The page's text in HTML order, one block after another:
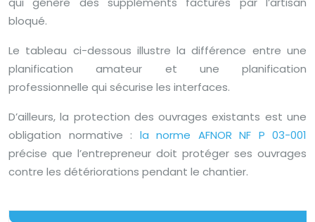
bloqué.
Le tableau ci-dessous illustre la différence entre une
planification amateur et une planification
professionnelle qui sécurise les interfaces.
D’ailleurs, la protection des ouvrages existants est une
obligation normative : la norme AFNOR NF P 03-001
précise que l’entrepreneur doit protéger ses ouvrages
contre les détériorations pendant le chantier.